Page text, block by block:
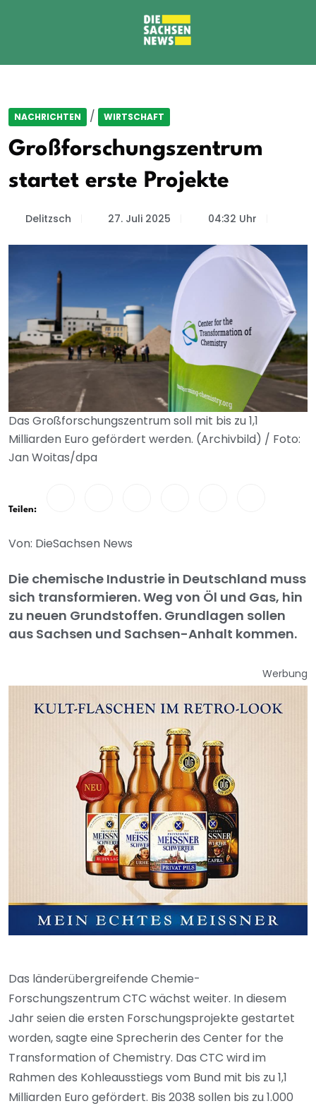
NACHRICHTEN / WIRTSCHAFT
Großforschungszentrum
startet erste Projekte
Delitzsch 27. Juli 2025 04:32 Uhr
Das Großforschungszentrum soll mit bis zu 1,1
Milliarden Euro gefördert werden. (Archivbild) / Foto:
Jan Woitas/dpa
Teilen:
Von: DieSachsen News
Die chemische Industrie in Deutschland muss
sich transformieren. Weg von Öl und Gas, hin
zu neuen Grundstoffen. Grundlagen sollen
aus Sachsen und Sachsen-Anhalt kommen.
Werbung
Das länderübergreifende Chemie-
Forschungszentrum CTC wächst weiter. In diesem
Jahr seien die ersten Forschungsprojekte gestartet
worden, sagte eine Sprecherin des Center for the
Transformation of Chemistry. Das CTC wird im
Rahmen des Kohleausstiegs vom Bund mit bis zu 1,1
Milliarden Euro gefördert. Bis 2038 sollen bis zu 1.000